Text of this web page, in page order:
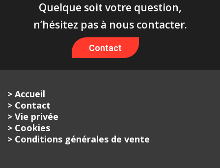
Quelque soit votre question,
n’hésitez pas à nous contacter.
Contact
> Accueil
> Contact
> Vie privée
> Cookies
> Conditions générales de vente